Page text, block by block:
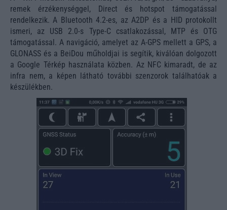
remek érzékenységgel, Direct és hotspot támogatással
rendelkezik. A Bluetooth 4.2-es, az A2DP és a HID protokollt
ismeri, az USB 2.0-s Type-C csatlakozással, MTP és OTG
támogatással. A navigáció, amelyet az A-GPS mellett a GPS, a
GLONASS és a BeiDou műholdjai is segítik, kiválóan dolgozott
a Google Térkép használata közben. Az NFC kimaradt, de az
infra nem, a képen látható további szenzorok találhatóak a
készülékben.